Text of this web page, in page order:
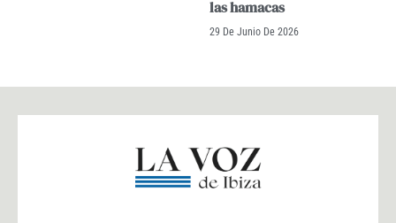
las hamacas
29 De Junio De 2026